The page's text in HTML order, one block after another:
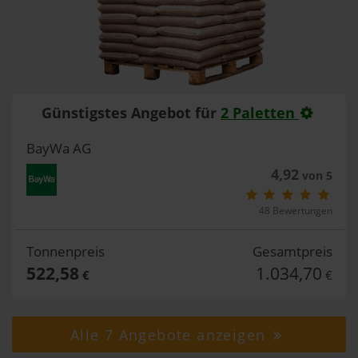
Günstigstes Angebot für 2 Paletten
BayWa AG
4,92von 5
48 Bewertungen
Tonnenpreis
522,58 €
Gesamtpreis
1.034,70 €
Alle 7 Angebote anzeigen